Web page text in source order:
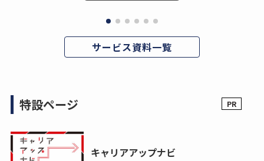
サービス資料一覧
特設ページ
キャリアアップナビ